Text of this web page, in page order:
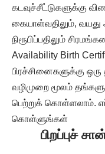
கடவுச்சீட்டுகளுக்கு
கையாள்வதிலும்,
நிரூபிப்பதிலும்
Availability Birth
பிரச்சினைகளுக்கு
வழிமுறை மூலம்
பெற்றுக் கொள்ளலாம்.
கொள்ளுங்கள்
பிறப்புச்